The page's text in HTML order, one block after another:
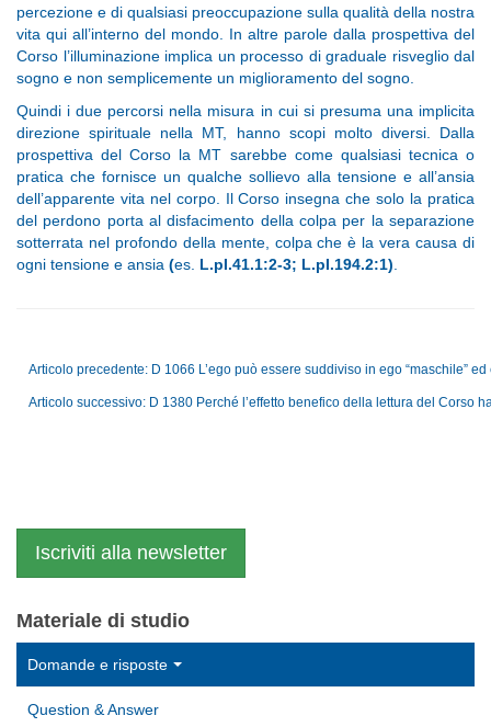
percezione e di qualsiasi preoccupazione sulla qualità della nostra
vita qui all’interno del mondo. In altre parole dalla prospettiva del
Corso l’illuminazione implica un processo di graduale risveglio dal
sogno e non semplicemente un miglioramento del sogno.
Quindi i due percorsi nella misura in cui si presuma una implicita
direzione spirituale nella MT, hanno scopi molto diversi. Dalla
prospettiva del Corso la MT sarebbe come qualsiasi tecnica o
pratica che fornisce un qualche sollievo alla tensione e all’ansia
dell’apparente vita nel corpo. Il Corso insegna che solo la pratica
del perdono porta al disfacimento della colpa per la separazione
sotterrata nel profondo della mente, colpa che è la vera causa di
ogni tensione e ansia (es. L.pI.41.1:2-3; L.pI.194.2:1)
Articolo precedente: D 1066 L’ego può essere suddiviso in ego “maschile”
Articolo successivo: D 1380 Perché l’effetto benefico della lettura del Corso
Iscriviti alla newsletter
Materiale di studio
Domande e risposte
Question & Answer